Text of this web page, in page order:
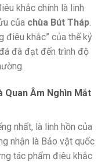
khắc chính là linh
của chùa Bút Tháp
điêu khắc” của thế kỷ
đã đạt đến trình độ
Quan Âm Nghìn Mắt
nhất, là linh hồn của
nhận là Bảo vật quốc
tác phẩm điêu khắc